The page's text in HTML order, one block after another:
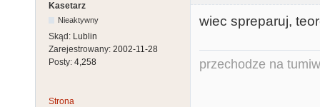
Kasetarz
Nieaktywny
Skąd: Lublin
Zarejestrowany: 2002-11-28
Posty: 4,258
wiec spreparuj,
przechodze na
Strona